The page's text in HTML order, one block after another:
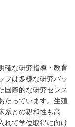
確な研究指導・教育
フは多様な研究バッ
国際的な研究センス
たっています。生殖
系との親和性も高
れて学位取得に向け